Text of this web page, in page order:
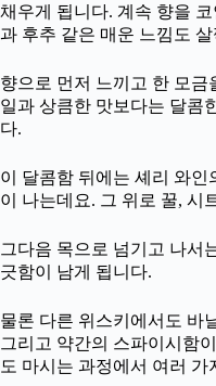
채우게 됩니다. 계속 향을
과 후추 같은 매운 느낌도
향으로 먼저 느끼고 한 모
일과 상큼한 맛보다는 달콤
다.
이 달콤함 뒤에는 셰리 와
이 나는데요. 그 위로 꿀, 시
그다음 목으로 넘기고 나서
긋함이 남게 됩니다.
물론 다른 위스키에서도 바
그리고 약간의 스파이시함
도 마시는 과정에서 여러